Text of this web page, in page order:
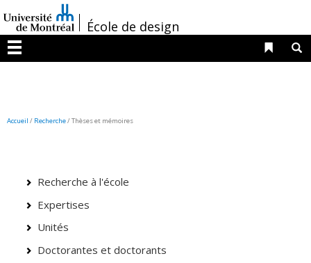
au
contenu
/École de design
Menu
Liens
Accueil / Recherche/Thèses et mémoires
Recherche à l'école
Expertises
Unités
Doctorantes et doctorants